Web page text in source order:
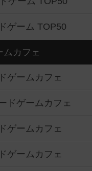
ゲーム TOP50
ムカフェ
ゲームカフェ
ドゲームカフェ
ゲームカフェ
ゲームカフェ